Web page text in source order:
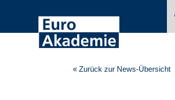
« Zurück zur News-Übersicht